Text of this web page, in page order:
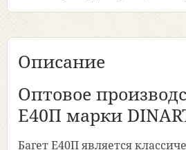
Описание
Оптовое
Е40П марки
Багет Е40П является